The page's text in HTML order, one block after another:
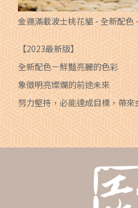
金運滿載波士桃花貓 - 全新配色 -
【2023最新版】
全新配色－鮮豔亮麗的色彩
象徵明亮燦爛的前途未來
努力堅持，必能達成目標，帶